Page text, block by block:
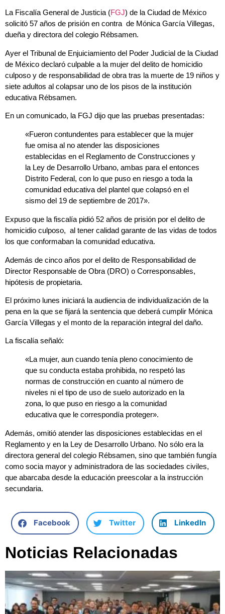
La Fiscalía General de Justicia (FGJ) de la Ciudad de México
solicitó 57 años de prisión en contra de Mónica García Villegas,
dueña y directora del colegio Rébsamen.
Ayer el Tribunal de Enjuiciamiento del Poder Judicial de la Ciudad
de México declaró culpable a la mujer del delito de homicidio
culposo y de responsabilidad de obra tras la muerte de 19 niños y
siete adultos al colapsar uno de los pisos de la institución
educativa Rébsamen.
En un comunicado, la FGJ dijo que las pruebas presentadas:
«Fueron contundentes para establecer que la mujer
fue omisa al no atender las disposiciones
establecidas en el Reglamento de Construcciones y
la Ley de Desarrollo Urbano, ambas para el entonces
Distrito Federal, con lo que puso en riesgo a toda la
comunidad educativa del plantel que colapsó en el
sismo del 19 de septiembre de 2017».
Expuso que la fiscalía pidió 52 años de prisión por el delito de
homicidio culposo, al tener calidad garante de las vidas de todos
los que conformaban la comunidad educativa.
Además de cinco años por el delito de Responsabilidad de
Director Responsable de Obra (DRO) o Corresponsables,
hipótesis de propietaria.
El próximo lunes iniciará la audiencia de individualización de la
pena en la que se fijará la sentencia que deberá cumplir Mónica
García Villegas y el monto de la reparación integral del daño.
La fiscalía señaló:
«La mujer, aun cuando tenía pleno conocimiento de
que su conducta estaba prohibida, no respetó las
normas de construcción en cuanto al número de
niveles ni el tipo de uso de suelo autorizado en la
zona, lo que puso en riesgo a la comunidad
educativa que le correspondía proteger».
Además, omitió atender las disposiciones establecidas en el
Reglamento y en la Ley de Desarrollo Urbano. No sólo era la
directora general del colegio Rébsamen, sino que también fungía
como socia mayor y administradora de las sociedades civiles,
que abarcaba desde la educación preescolar a la instrucción
secundaria.
Facebook Twitter LinkedIn
Noticias Relacionadas